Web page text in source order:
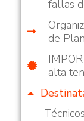
fallas
de
alta